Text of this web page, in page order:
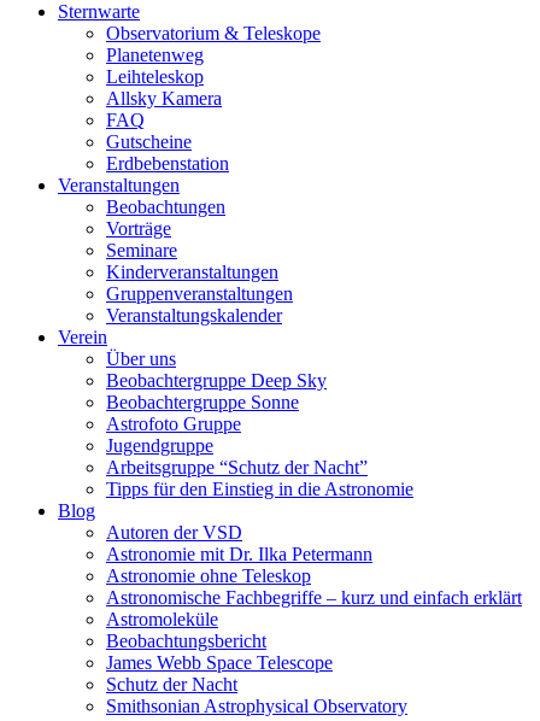
Sternwarte
Observatorium & Teleskope
Planetenweg
Leihteleskop
Allsky Kamera
FAQ
Gutscheine
Erdbebenstation
Veranstaltungen
Beobachtungen
Vorträge
Seminare
Kinderveranstaltungen
Gruppenveranstaltungen
Veranstaltungskalender
Verein
Über uns
Beobachtergruppe Deep Sky
Beobachtergruppe Sonne
Astrofoto Gruppe
Jugendgruppe
Arbeitsgruppe “Schutz der Nacht”
Tipps für den Einstieg in die Astronomie
Blog
Autoren der VSD
Astronomie mit Dr. Ilka Petermann
Astronomie ohne Teleskop
Astronomische Fachbegriffe – kurz und einfach erklärt
Astromoleküle
Beobachtungsbericht
James Webb Space Telescope
Schutz der Nacht
Smithsonian Astrophysical Observatory